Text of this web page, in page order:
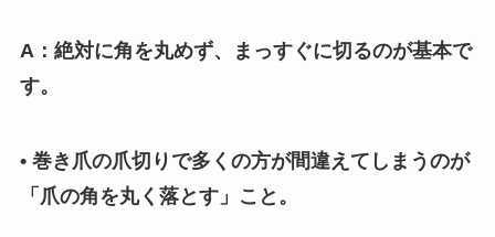
A：絶対に角を丸めず、まっすぐに切るのが基本で
す。
• 巻き爪の爪切りで多くの方が間違えてしまうのが
「爪の角を丸く落とす」こと。